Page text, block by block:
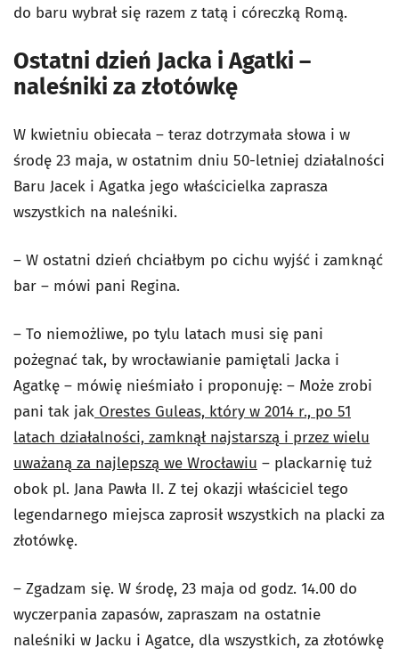
do baru wybrał się razem z tatą i córeczką Romą.
Ostatni dzień Jacka i Agatki –
naleśniki za złotówkę
W kwietniu obiecała – teraz dotrzymała słowa i w
środę 23 maja, w ostatnim dniu 50-letniej działalności
Baru Jacek i Agatka jego właścicielka zaprasza
wszystkich na naleśniki.
– W ostatni dzień chciałbym po cichu wyjść i zamknąć
bar – mówi pani Regina.
– To niemożliwe, po tylu latach musi się pani
pożegnać tak, by wrocławianie pamiętali Jacka i
Agatkę – mówię nieśmiało i proponuję: – Może zrobi
pani tak jak Orestes Guleas, który w 2014 r., po 51
latach działalności, zamknął najstarszą i przez wielu
uważaną za najlepszą we Wrocławiu – plackarnię tuż
obok pl. Jana Pawła II. Z tej okazji właściciel tego
legendarnego miejsca zaprosił wszystkich na placki za
złotówkę.
– Zgadzam się. W środę, 23 maja od godz. 14.00 do
wyczerpania zapasów, zapraszam na ostatnie
naleśniki w Jacku i Agatce, dla wszystkich, za złotówkę